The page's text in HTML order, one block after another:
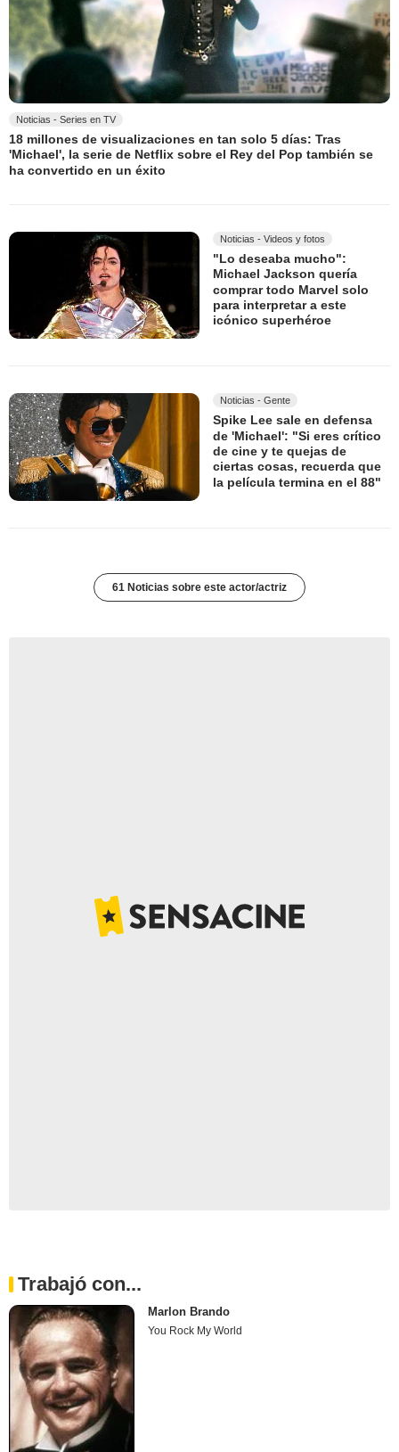
Noticias - Series en TV
18 millones de visualizaciones en tan solo 5 días: Tras
'Michael', la serie de Netflix sobre el Rey del Pop también se
ha convertido en un éxito
Noticias - Videos y fotos
"Lo deseaba mucho":
Michael Jackson quería
comprar todo Marvel solo
para interpretar a este
icónico superhéroe
Noticias - Gente
Spike Lee sale en defensa
de 'Michael': "Si eres crítico
de cine y te quejas de
ciertas cosas, recuerda que
la película termina en el 88"
61 Noticias sobre este actor/actriz
Trabajó con...
Marlon Brando
You Rock My World